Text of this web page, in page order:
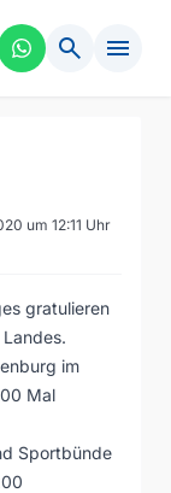
search menu
um 12:11 Uhr
gratulieren
im
Mal
Sportbünde